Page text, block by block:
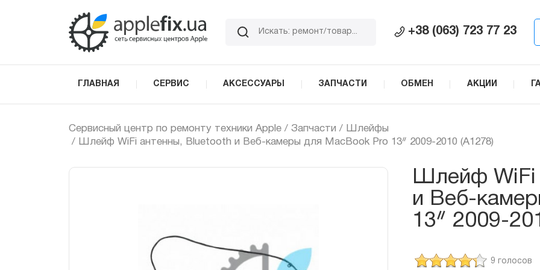
+38 (063) 723 77 23
ГЛАВНАЯ СЕРВИС АКСЕССУАРЫ ЗАПЧАСТИ ОБМЕН АКЦИИ
Сервисный центр по ремонту техники Apple / Запчасти / Шлейфы
/ Шлейф WiFi антенны, Bluetooth и Веб-камеры для MacBook Pro 13ᐥ 2009-2010 (A1278)
Шлейф WiFi
и Веб-
13ᐥ 2009-
9 голосов